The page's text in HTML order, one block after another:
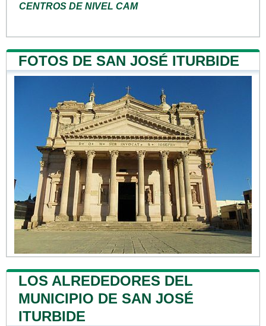
CENTROS DE NIVEL CAM
FOTOS DE SAN JOSÉ ITURBIDE
LOS ALREDEDORES DEL
MUNICIPIO DE SAN JOSÉ
ITURBIDE